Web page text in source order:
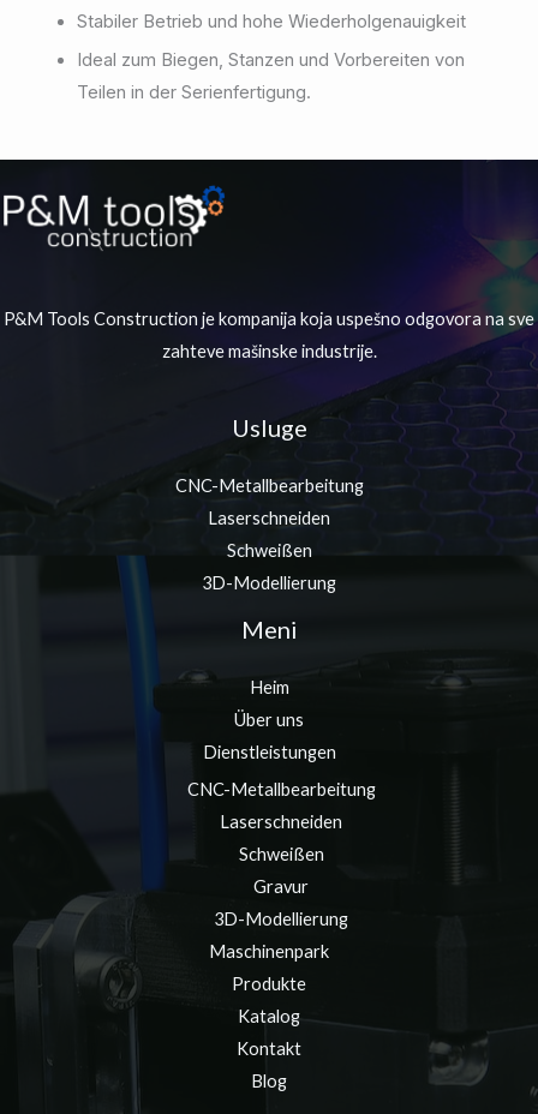
Stabiler Betrieb und hohe Wiederholgenauigkeit
Ideal zum Biegen, Stanzen und Vorbereiten von
Teilen in der Serienfertigung.
P&M Tools Construction je kompanija koja uspešno odgovora na sve
zahteve mašinske industrije.
Usluge
CNC-Metallbearbeitung
Laserschneiden
Schweißen
3D-Modellierung
Meni
Heim
Über uns
Dienstleistungen
CNC-Metallbearbeitung
Laserschneiden
Schweißen
Gravur
3D-Modellierung
Maschinenpark
Produkte
Katalog
Kontakt
Blog